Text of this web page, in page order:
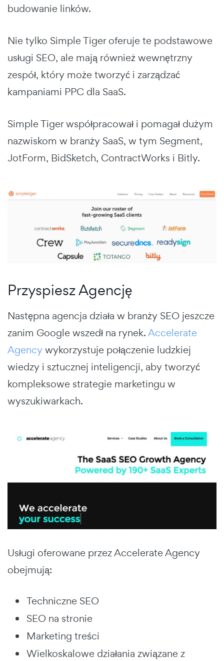
budowanie linków.
Nie tylko Simple Tiger oferuje te podstawowe
usługi SEO, ale mają również wewnętrzny
zespół, który może tworzyć i zarządzać
kampaniami PPC dla SaaS.
Simple Tiger współpracował i pomagał dużym
nazwiskom w branży SaaS, w tym Segment,
JotForm, BidSketch, ContractWorks i Bitly.
Przyspiesz Agencję
Następna agencja działa w branży SEO jeszcze
zanim Google wszedł na rynek.Accelerate
Agencywykorzystuje połączenie ludzkiej
wiedzy i sztucznej inteligencji, aby tworzyć
kompleksowe strategie marketingu w
wyszukiwarkach.
Usługi oferowane przez Accelerate Agency
obejmują:
Techniczne SEO
SEO na stronie
Marketing treści
Wielkoskalowe działania związane z